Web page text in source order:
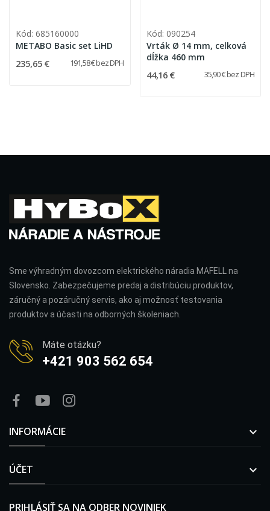
Kód: 685160000
METABO Basic set LiHD
235,65 € 191,58 € bez DPH
Kód: 090254
Vrták Ø 14 mm, celková
dĺžka 460 mm
44,16 € 35,90 € bez DPH
Sme výhradným dovozcom elektrického náradia MAFELL na
Slovensko. Zabezpečujeme predaj a distribúciu produktov,
záručný a pozáručný servis, ako aj možnosť testovania
produktov a účasti na odborných školeniach.
Máte otázku?
+421 903 562 654
INFORMÁCIE 
ÚČET 
PRIHLÁSIŤ SA NA ODBER NOVINIEK